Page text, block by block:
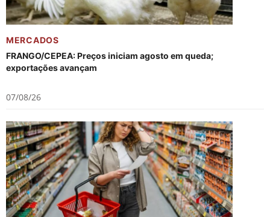
MERCADOS
FRANGO/CEPEA: Preços iniciam agosto em queda;
exportações avançam
07/08/26